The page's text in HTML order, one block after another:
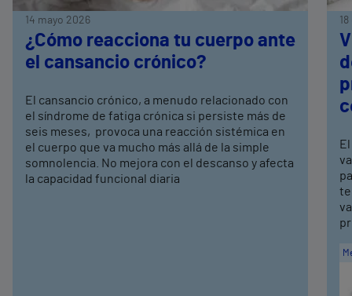
14 mayo 2026
¿Cómo reacciona tu cuerpo ante
el cansancio crónico?
El cansancio crónico, a menudo relacionado con
el síndrome de fatiga crónica si persiste más de
seis meses, provoca una reacción sistémica en
el cuerpo que va mucho más allá de la simple
somnolencia. No mejora con el descanso y afecta
la capacidad funcional diaria